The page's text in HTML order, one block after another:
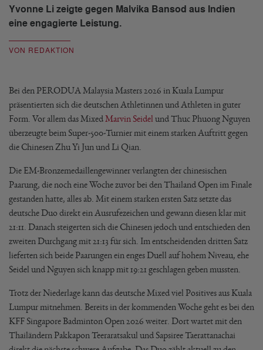
Yvonne Li zeigte gegen Malvika Bansod aus Indien
eine engagierte Leistung.
VON REDAKTION
Bei den PERODUA Malaysia Masters 2026 in Kuala Lumpur
präsentierten sich die deutschen Athletinnen und Athleten in guter
Form. Vor allem das MixedMarvin Seidel und Thuc Phuong Nguyen
überzeugte beim Super-500-Turnier mit einem starken Auftritt gegen
die Chinesen Zhu Yi Jun und Li Qian.
Die EM-Bronzemedaillengewinner verlangten der chinesischen
Paarung, die noch eine Woche zuvor bei den Thailand Open im Finale
gestanden hatte, alles ab. Mit einem starken ersten Satz setzte das
deutsche Duo direkt ein Ausrufezeichen und gewann diesen klar mit
21:11. Danach steigerten sich die Chinesen jedoch und entschieden den
zweiten Durchgang mit 21:13 für sich. Im entscheidenden dritten Satz
lieferten sich beide Paarungen ein enges Duell auf hohem Niveau, ehe
Seidel und Nguyen sich knapp mit 19:21 geschlagen geben mussten.
Trotz der Niederlage kann das deutsche Mixed viel Positives aus Kuala
Lumpur mitnehmen. Bereits in der kommenden Woche geht es bei den
KFF Singapore Badminton Open 2026 weiter. Dort wartet mit den
Thailändern Pakkapon Teeraratsakul und Sapsiree Taerattanachai